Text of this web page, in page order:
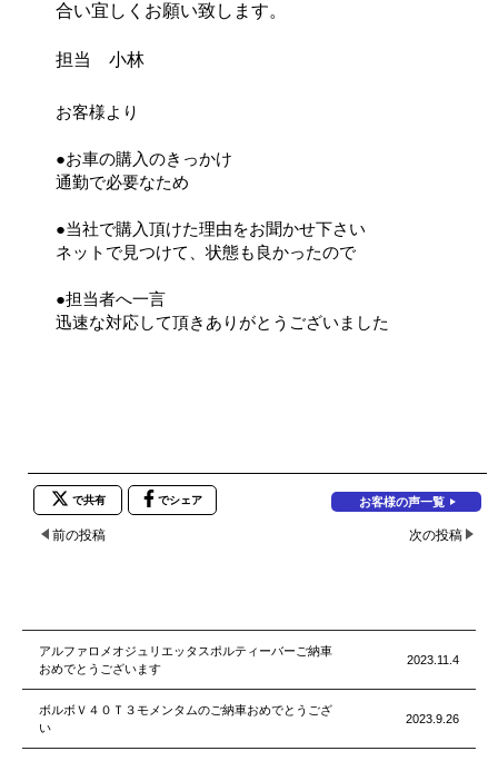
合い宜しくお願い致します。
担当 小林
お客様より
●お車の購入のきっかけ
通勤で必要なため
●当社で購入頂けた理由をお聞かせ下さい
ネットで見つけて、状態も良かったので
●担当者へ一言
迅速な対応して頂きありがとうございました
で共有 でシェア お客様の声一覧
前の投稿 次の投稿
アルファロメオジュリエッタスポルティーバーご納車
おめでとうございます
2023.11.4
ボルボＶ４０Ｔ３モメンタムのご納車おめでとうござ
い
2023.9.26